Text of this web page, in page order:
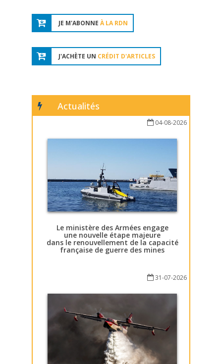
JE M'ABONNE À LA RDN
J'ACHÈTE UN CRÉDIT D'ARTICLES
Actualités
04-08-2026
Le ministère des Armées engage
une nouvelle étape majeure
dans le renouvellement de la capacité
française de guerre des mines
31-07-2026